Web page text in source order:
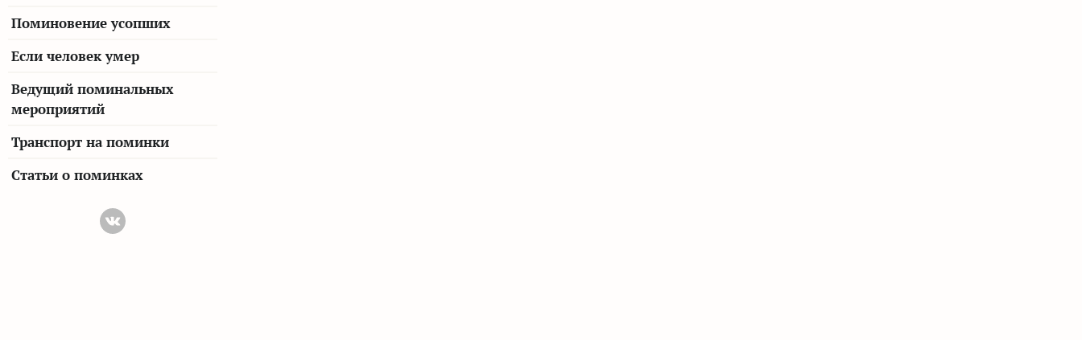
Поминовение усопших
Если человек умер
Ведущий поминальных
мероприятий
Транспорт на поминки
Статьи о поминках